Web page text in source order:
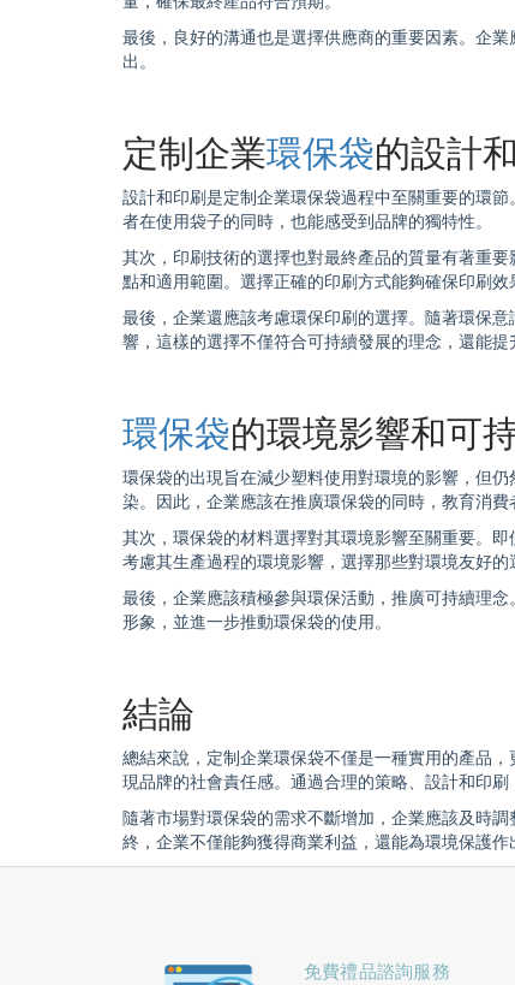
最後，良好的溝通也是選擇供應商的重要因素。企
出。
定制企業環保袋的設計
設計和印刷是定制企業環保袋過程中至關重要的環
者在使用袋子的同時，也能感受到品牌的獨特性。
其次，印刷技術的選擇也對最終產品的質量有著重要
點和適用範圍。選擇正確的印刷方式能夠確保印刷效
最後，企業還應該考慮環保印刷的選擇。隨著環保
響，這樣的選擇不僅符合可持續發展的理念，還能提
環保袋的環境影響和可
環保袋的出現旨在減少塑料使用對環境的影響，但
染。因此，企業應該在推廣環保袋的同時，教育消費
其次， 環保袋的材料選擇對其環境影響至關重要。
考慮其生產過程的環境影響，選擇那些對環境友好的
最後，企業應該積極參與環保活動，推廣可持續理
形象，並進一步推動環保袋的使用。
結論
總結來說，定制企業環保袋不僅是一種實用的產品
現品牌的社會責任感。通過合理的策略、設計和印
隨著市場對環保袋的需求不斷增加，企業應該及時
終，企業不僅能夠獲得商業利益，還能為環境保護作
免費禮品諮詢服務